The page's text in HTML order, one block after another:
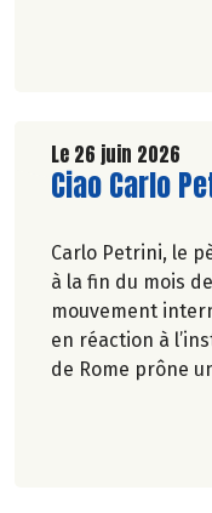
est en phase.
Biocoop du
territoire. Nous y
nous.
Le 26 juin 2026
Lire la suite
Ciao Carlo
Carlo Petrini, le
à la fin du mois
mouvement
en réaction à
de Rome prône
republions ici
àCulture Bioen